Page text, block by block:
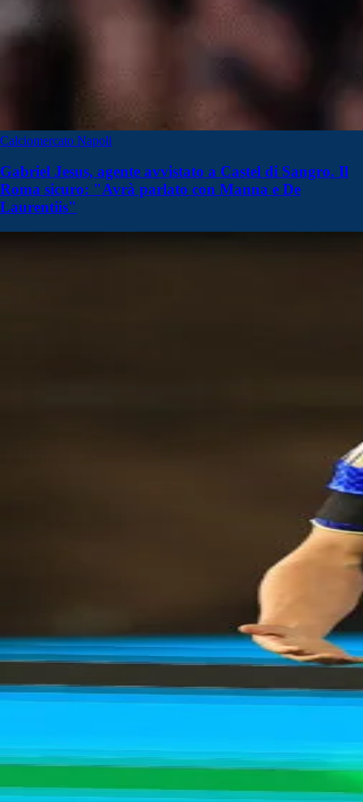
Calciomercato Napoli
Gabriel Jesus, agente avvistato a Castel di Sangro. Il
Roma sicuro: "Avrà parlato con Manna e De
Laurentiis"